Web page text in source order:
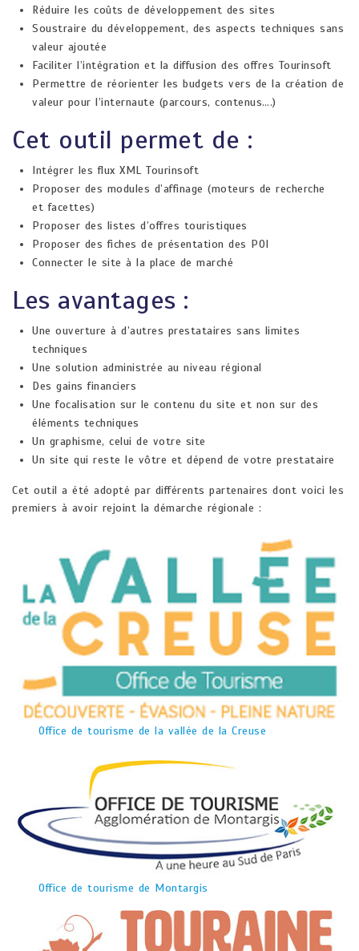
Réduire les coûts de développement des sites​
​Soustraire du développement, des aspects techniques sans
valeur ajoutée​
Faciliter l’intégration et la diffusion des offres Tourinsoft​
Permettre de réorienter les budgets vers de la création de
valeur pour l’internaute (parcours, contenus….)​
Cet outil permet de :​
Intégrer les flux XML Tourinsoft​
Proposer des ​modules d’affinage (​moteurs de recherche
et facettes​)​​
Proposer des listes​ d’offres touristiques​​
Proposer des fiches de présentation des POI​
Connecter le site à la place de marché​
Les avantages :
Une ouverture à d’autres prestataires sans limites
techniques​
Une solution administrée au niveau régional​
Des gains financiers​
Une focalisation sur le contenu du site et non sur des
éléments techniques​
Un graphisme, celui de votre site​
Un site qui reste le vôtre et dépend de votre prestataire
Cet outil a été adopté par différents partenaires dont voici les
premiers à avoir rejoint la démarche régionale :​
Office de tourisme de la vallée de la Creuse
Office de tourisme de Montargis